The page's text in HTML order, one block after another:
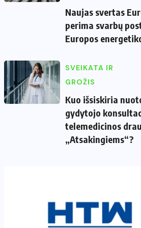
Naujas svertas
perima svarbų
Europos
SVEIKATA IR
GROŽIS
Kuo išsiskiria
gydytojo
telemedicinos
„Atsakingiems“?